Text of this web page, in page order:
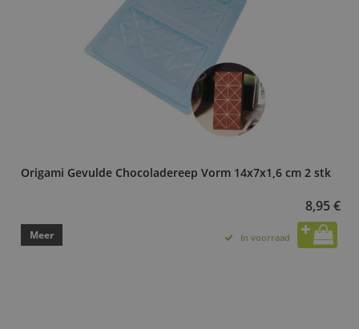
Origami Gevulde Chocoladereep Vorm 14x7x1,6 cm 2 stk
8,95 €
Meer In voorraad